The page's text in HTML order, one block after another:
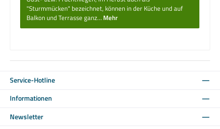
"Sturmmücken" bezeichnet, können in der Küche und auf
Balkon und Terrasse ganz… Mehr
Service-Hotline
Informationen
Newsletter